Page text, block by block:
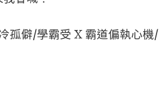
孤僻/學霸受 X 霸道偏執心機/